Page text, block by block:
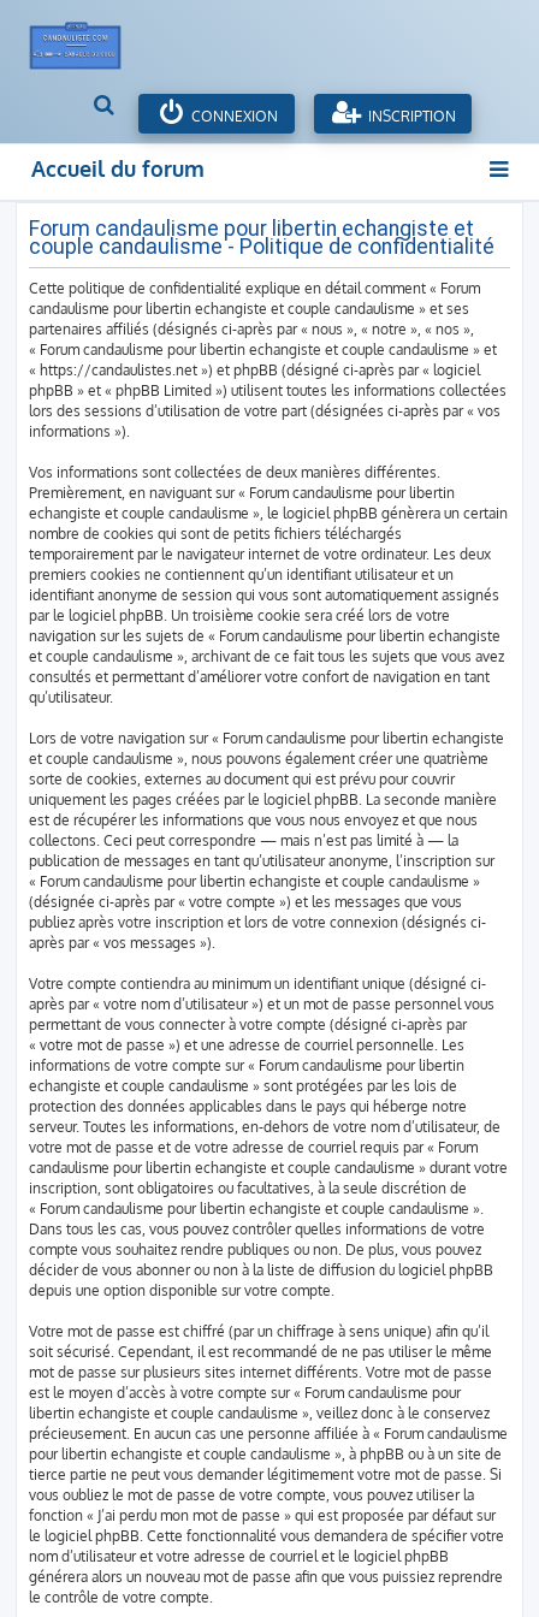
h
e
r
c
h
e
r
CONNEXION INSCRIPTION
Accueil du forum
Forum candaulisme pour libertin echangiste et
couple candaulisme - Politique de confidentialité
Cette politique de confidentialité explique en détail comment « Forum
candaulisme pour libertin echangiste et couple candaulisme » et ses
partenaires affiliés (désignés ci-après par « nous », « notre », « nos »,
« Forum candaulisme pour libertin echangiste et couple candaulisme » et
« https://candaulistes.net ») et phpBB (désigné ci-après par « logiciel
phpBB » et « phpBB Limited ») utilisent toutes les informations collectées
lors des sessions d’utilisation de votre part (désignées ci-après par « vos
informations »).
Vos informations sont collectées de deux manières différentes.
Premièrement, en naviguant sur « Forum candaulisme pour libertin
echangiste et couple candaulisme », le logiciel phpBB génèrera un certain
nombre de cookies qui sont de petits fichiers téléchargés
temporairement par le navigateur internet de votre ordinateur. Les deux
premiers cookies ne contiennent qu’un identifiant utilisateur et un
identifiant anonyme de session qui vous sont automatiquement assignés
par le logiciel phpBB. Un troisième cookie sera créé lors de votre
navigation sur les sujets de « Forum candaulisme pour libertin echangiste
et couple candaulisme », archivant de ce fait tous les sujets que vous avez
consultés et permettant d’améliorer votre confort de navigation en tant
qu’utilisateur.
Lors de votre navigation sur « Forum candaulisme pour libertin echangiste
et couple candaulisme », nous pouvons également créer une quatrième
sorte de cookies, externes au document qui est prévu pour couvrir
uniquement les pages créées par le logiciel phpBB. La seconde manière
est de récupérer les informations que vous nous envoyez et que nous
collectons. Ceci peut correspondre — mais n’est pas limité à — la
publication de messages en tant qu’utilisateur anonyme, l’inscription sur
« Forum candaulisme pour libertin echangiste et couple candaulisme »
(désignée ci-après par « votre compte ») et les messages que vous
publiez après votre inscription et lors de votre connexion (désignés ci-
après par « vos messages »).
Votre compte contiendra au minimum un identifiant unique (désigné ci-
après par « votre nom d’utilisateur ») et un mot de passe personnel vous
permettant de vous connecter à votre compte (désigné ci-après par
« votre mot de passe ») et une adresse de courriel personnelle. Les
informations de votre compte sur « Forum candaulisme pour libertin
echangiste et couple candaulisme » sont protégées par les lois de
protection des données applicables dans le pays qui héberge notre
serveur. Toutes les informations, en-dehors de votre nom d’utilisateur, de
votre mot de passe et de votre adresse de courriel requis par « Forum
candaulisme pour libertin echangiste et couple candaulisme » durant votre
inscription, sont obligatoires ou facultatives, à la seule discrétion de
« Forum candaulisme pour libertin echangiste et couple candaulisme ».
Dans tous les cas, vous pouvez contrôler quelles informations de votre
compte vous souhaitez rendre publiques ou non. De plus, vous pouvez
décider de vous abonner ou non à la liste de diffusion du logiciel phpBB
depuis une option disponible sur votre compte.
Votre mot de passe est chiffré (par un chiffrage à sens unique) afin qu’il
soit sécurisé. Cependant, il est recommandé de ne pas utiliser le même
mot de passe sur plusieurs sites internet différents. Votre mot de passe
est le moyen d’accès à votre compte sur « Forum candaulisme pour
libertin echangiste et couple candaulisme », veillez donc à le conservez
précieusement. En aucun cas une personne affiliée à « Forum candaulisme
pour libertin echangiste et couple candaulisme », à phpBB ou à un site de
tierce partie ne peut vous demander légitimement votre mot de passe. Si
vous oubliez le mot de passe de votre compte, vous pouvez utiliser la
fonction « J’ai perdu mon mot de passe » qui est proposée par défaut sur
le logiciel phpBB. Cette fonctionnalité vous demandera de spécifier votre
nom d’utilisateur et votre adresse de courriel et le logiciel phpBB
générera alors un nouveau mot de passe afin que vous puissiez reprendre
le contrôle de votre compte.